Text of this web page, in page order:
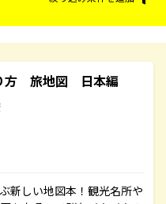
方 旅地図 日本編
新しい地図本！観光名所や